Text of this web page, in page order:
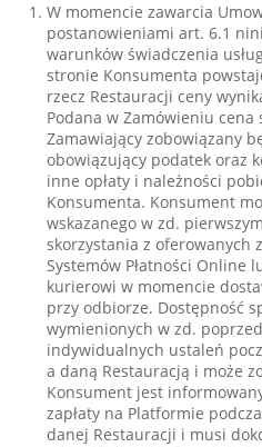
W momencie zawarcia
postanowieniami art. 6.1
warunków świadczenia
stronie Konsumenta
rzecz Restauracji ceny
Podana w Zamówieniu cena
Zamawiający zobowiązany
obowiązujący podatek oraz
inne opłaty i należności
Konsumenta. Konsument
wskazanego w zd.
skorzystania z oferowanych
Systemów Płatności Online
kurierowi w momencie
przy odbiorze. Dostępność
wymienionych w zd.
indywidualnych ustaleń
a daną Restauracją i może
Konsument jest
zapłaty na Platformie
danej Restauracji i musi